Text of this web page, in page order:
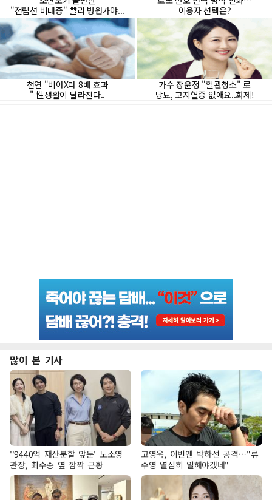
많이 본 기사
''9440억 재산분할 앞둔' 노소영
관장, 최수종 옆 깜짝 근황
고영욱, 이번엔 박하선 공격…"류
수영 열심히 일해야겠네"